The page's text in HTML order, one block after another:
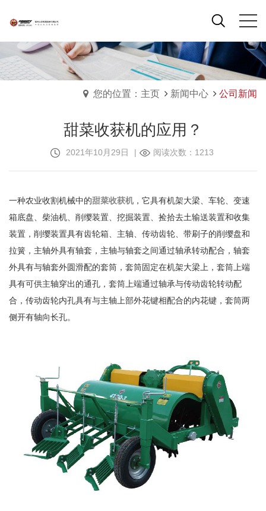
您的位置：主页 新闻中心 公司新闻
甜菜收获机的应用？
2021年10月29日 | 阅读次数：1213
一种农业收割机械中的甜菜收获机 ，它具有机架大梁、车轮、变速
箱底盘、柴油机、削缨装置、挖掘装置、捡拾去土输送装置和收集
装置，削缨装置具有齿轮箱、主轴、传动齿轮、带刷子的削缨盘和
拉簧，主轴外具有轴套，主轴与轴套之间通过轴承转动配合，轴套
外具有与轴套外圆滑配的套筒，套筒固定在机架大梁上，套筒上端
具有可供主轴穿出的通孔，套筒上端通过轴承与传动齿轮转动配
合，传动齿轮内孔具有与主轴上部外花键相配合的内花键，套筒两
侧开有轴向长孔。